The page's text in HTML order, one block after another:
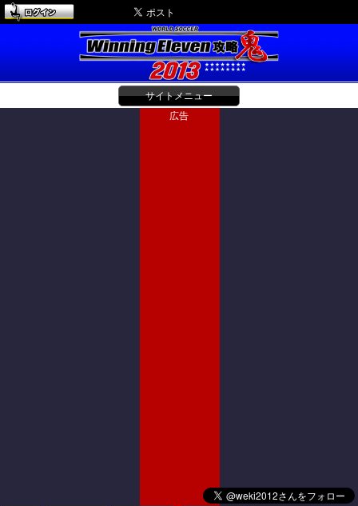
サイトメニュー
広告